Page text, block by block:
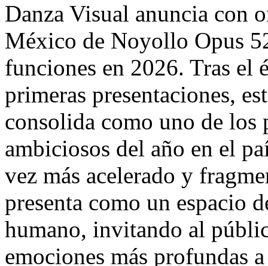
Danza Visual anuncia con
México de Noyollo Opus
funciones en 2026. Tras el
primeras presentaciones,
consolida como uno de los
ambiciosos del año en el
vez más acelerado y
presenta como un espacio
humano, invitando al
emociones más profundas